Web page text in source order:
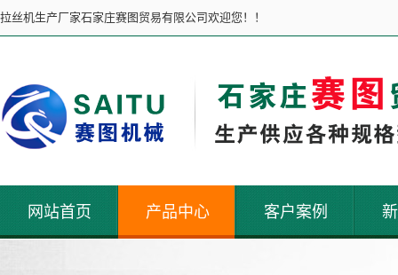
拉丝机生产厂家石家庄赛图贸易有限公司欢迎您！！
网站首页 产品中心 客户案例